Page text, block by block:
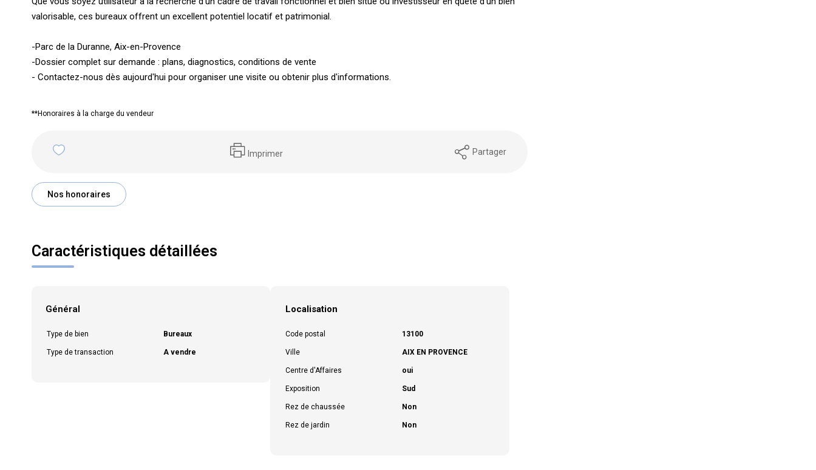
valorisable, ces bureaux offrent un excellent potentiel locatif et patrimonial.
-Parc de la Duranne, Aix-en-Provence
-Dossier complet sur demande : plans, diagnostics, conditions de vente
- Contactez-nous dès aujourd'hui pour organiser une visite ou obtenir plus d'informations.
**Honoraires à la charge du vendeur
Imprimer Partager
Nos honoraires
Caractéristiques détaillées
Général
Type de bien Bureaux
Type de transaction A vendre
Localisation
Code postal 13100
Ville AIX EN PROVENCE
Centre d'Affaires oui
Exposition Sud
Rez de chaussée Non
Rez de jardin Non